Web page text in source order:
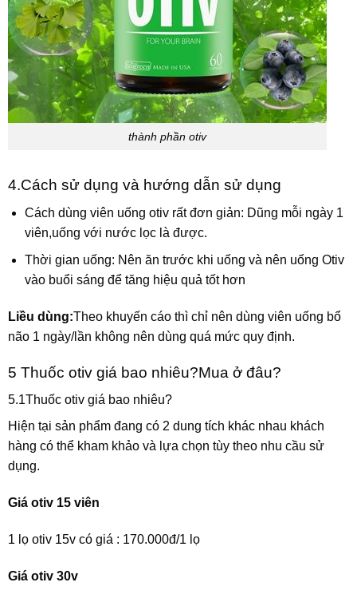
thành phần otiv
4.Cách sử dụng và hướng dẫn sử dụng
Cách dùng viên uống otiv rất đơn giản: Dũng mỗi ngày 1
viên,uống với nước lọc là được.
Thời gian uống: Nên ăn trước khi uống và nên uống Otiv
vào buổi sáng để tăng hiệu quả tốt hơn
Liều dùng:Theo khuyến cáo thì chỉ nên dùng viên uống bổ
não 1 ngày/lần không nên dùng quá mức quy định.
5 Thuốc otiv giá bao nhiêu?Mua ở đâu?
5.1Thuốc otiv giá bao nhiêu?
Hiện tại sản phẩm đang có 2 dung tích khác nhau khách
hàng có thể kham khảo và lựa chọn tùy theo nhu cầu sử
dụng.
Giá otiv 15 viên
1 lọ otiv 15v có giá : 170.000đ/1 lọ
Giá otiv 30v